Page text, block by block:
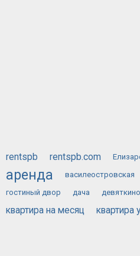
rentspb rentspb.com
аренда василеостровская
гостиный двор дача девяткино
квартира на месяц
квартира